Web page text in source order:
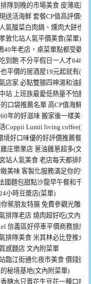
隊到晚的市場美食 皮薄底脆
送活海鮮 套餐CP值高評價好(
氣酸菜白肉鍋、燻肉大餅也
敦化站人氣平價美食(菜單)
40年老店，桌菜單點都受歡迎
到飽 不分平假日一人才648還
平價的居酒屋19元起就有(菜
店家 必點雙腸四神湯和油飯(
站 上班族最愛低熱量不怕胖(
口袋推薦名單 高CP值海鮮粥
年的好滋味 搬家後一樣美味
Coppii Lumii living coffee(經
境好口味優的好評價推薦餐廳
庄樂業店 蔥油雞蔥超多(文內
站人氣美食 老店每天都排隊
美味 客製化服務滿足你的需
國麵包甜點沙龍早午餐和千層
小時豆漿店(菜單)
蕉朋友特展 免費參觀光雕投
排隊老店 燒肉超好吃(文內附
信義區好停車平價商務旅店
排隊美食 米其林必比登推介(
感麵店 文內附菜單
臨江街通化夜市美食 價錢透
秘境基地(文內附菜單)
糖水只賣花生豆花一種口味